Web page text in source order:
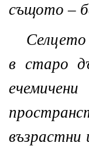
същото –
в старо
възрастни